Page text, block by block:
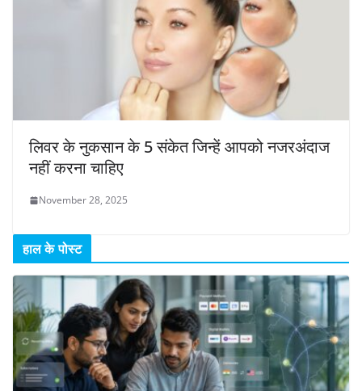
लिवर के नुकसान के 5 संकेत जिन्हें आपको नजरअंदाज
नहीं करना चाहिए
November 28, 2025
हाल के पोस्ट